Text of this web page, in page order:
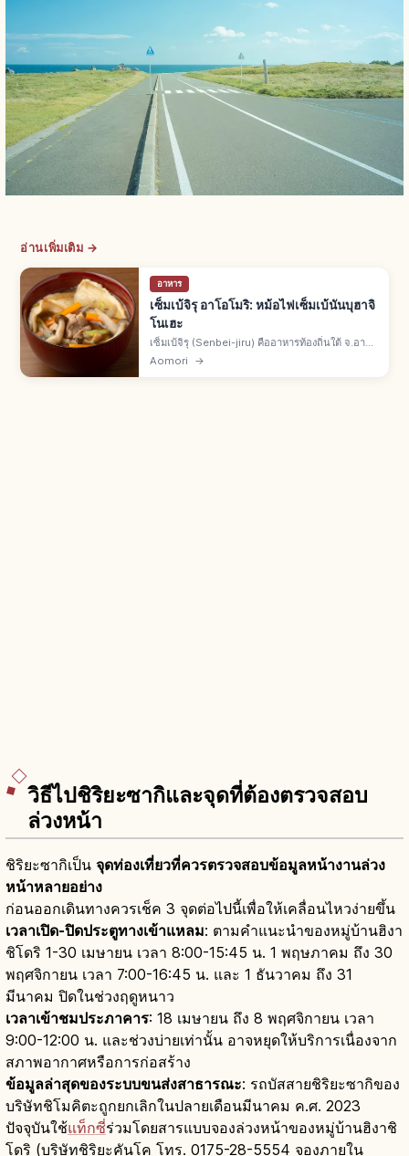
อ่านเพิ่มเติม →
อาหาร
เซ็มเบ้จิรุ อาโอโมริ: หม้อไฟเซ็มเบ้นันบุฮาจิ
โนเฮะ
เซ็มเบ้จิรุ (Senbei-jiru) คืออาหารท้องถิ่นใต้ จ.อาโอ
โมริ เมืองฮาจิโนเฮะ หม้อไฟใส่โอสึยุเซ็มเบ้จากแป้ง
Aomori →
วิธีไปชิริยะซากิและจุดที่ต้องตรวจสอบ
ล่วงหน้า
ชิริยะซากิเป็น จุดท่องเที่ยวที่ควรตรวจสอบข้อมูลหน้างานล่วง
หน้าหลายอย่าง
ก่อนออกเดินทางควรเช็ค 3 จุดต่อไปนี้เพื่อให้เคลื่อนไหวง่ายขึ้น
เวลาเปิด-ปิดประตูทางเข้าแหลม: ตามคำแนะนำของหมู่บ้านฮิงา
ชิโดริ 1-30 เมษายน เวลา 8:00-15:45 น. 1 พฤษภาคม ถึง 30
พฤศจิกายน เวลา 7:00-16:45 น. และ 1 ธันวาคม ถึง 31
มีนาคม ปิดในช่วงฤดูหนาว
เวลาเข้าชมประภาคาร: 18 เมษายน ถึง 8 พฤศจิกายน เวลา
9:00-12:00 น. และช่วงบ่ายเท่านั้น อาจหยุดให้บริการเนื่องจาก
สภาพอากาศหรือการก่อสร้าง
ข้อมูลล่าสุดของระบบขนส่งสาธารณะ: รถบัสสายชิริยะซากิของ
บริษัทชิโมคิตะถูกยกเลิกในปลายเดือนมีนาคม ค.ศ. 2023
ปัจจุบันใช้แท็กซี่ร่วมโดยสารแบบจองล่วงหน้าของหมู่บ้านฮิงาชิ
โดริ (บริษัทชิริยะคันโค โทร. 0175-28-5554 จองภายใน